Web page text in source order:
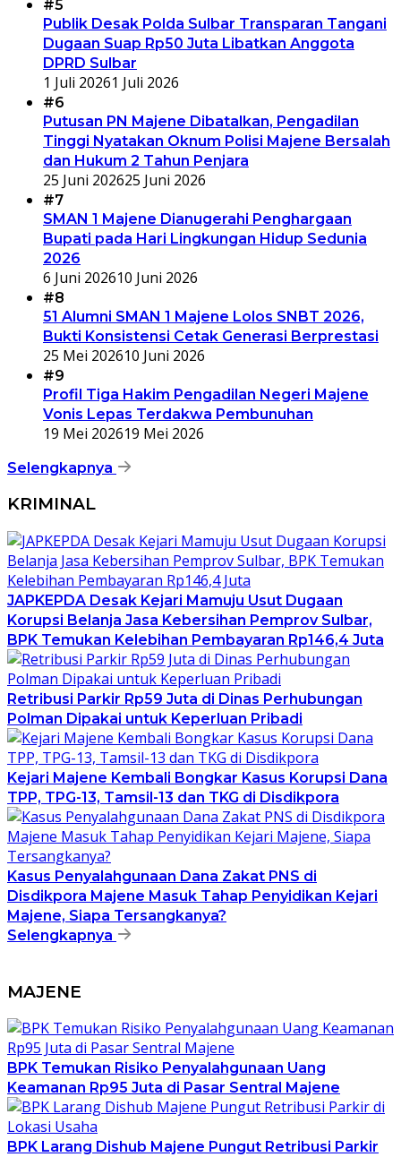
#5
Publik Desak Polda Sulbar Transparan Tangani
Dugaan Suap Rp50 Juta Libatkan Anggota
DPRD Sulbar
1 Juli 20261 Juli 2026
#6
Putusan PN Majene Dibatalkan, Pengadilan
Tinggi Nyatakan Oknum Polisi Majene Bersalah
dan Hukum 2 Tahun Penjara
25 Juni 202625 Juni 2026
#7
SMAN 1 Majene Dianugerahi Penghargaan
Bupati pada Hari Lingkungan Hidup Sedunia
2026
6 Juni 202610 Juni 2026
#8
51 Alumni SMAN 1 Majene Lolos SNBT 2026,
Bukti Konsistensi Cetak Generasi Berprestasi
25 Mei 202610 Juni 2026
#9
Profil Tiga Hakim Pengadilan Negeri Majene
Vonis Lepas Terdakwa Pembunuhan
19 Mei 202619 Mei 2026
Selengkapnya
KRIMINAL
JAPKEPDA Desak Kejari Mamuju Usut Dugaan
Korupsi Belanja Jasa Kebersihan Pemprov Sulbar,
BPK Temukan Kelebihan Pembayaran Rp146,4 Juta
Retribusi Parkir Rp59 Juta di Dinas Perhubungan
Polman Dipakai untuk Keperluan Pribadi
Kejari Majene Kembali Bongkar Kasus Korupsi Dana
TPP, TPG-13, Tamsil-13 dan TKG di Disdikpora
Kasus Penyalahgunaan Dana Zakat PNS di
Disdikpora Majene Masuk Tahap Penyidikan Kejari
Majene, Siapa Tersangkanya?
Selengkapnya
MAJENE
BPK Temukan Risiko Penyalahgunaan Uang
Keamanan Rp95 Juta di Pasar Sentral Majene
BPK Larang Dishub Majene Pungut Retribusi Parkir